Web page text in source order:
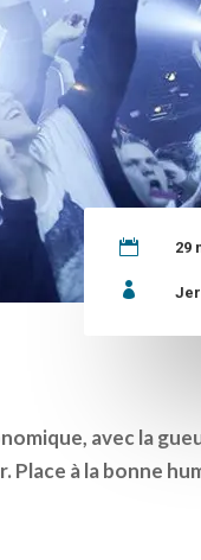
 29

avec la
à la bonne